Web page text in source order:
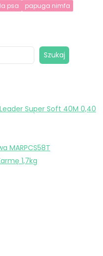
psa
papuga nimfa
Szukaj
Super Soft 40M 0,40
MARPCS58T
1,7kg